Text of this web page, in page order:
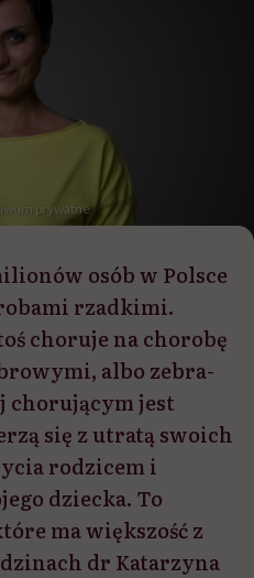
prywatne
osób w Polsce
rzadkimi.
choruje na chorobę
albo zebra-
chorującym jest
się z utratą swoich
rodzicem i
dziecka. To
ma większość z
dr Katarzyna